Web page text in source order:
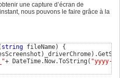
une capture d’écran de
nous pouvons le faire grâce à la
string fileName)
{
) _driverChrome)
+ DateTime.Now.ToString ( "yyyy-